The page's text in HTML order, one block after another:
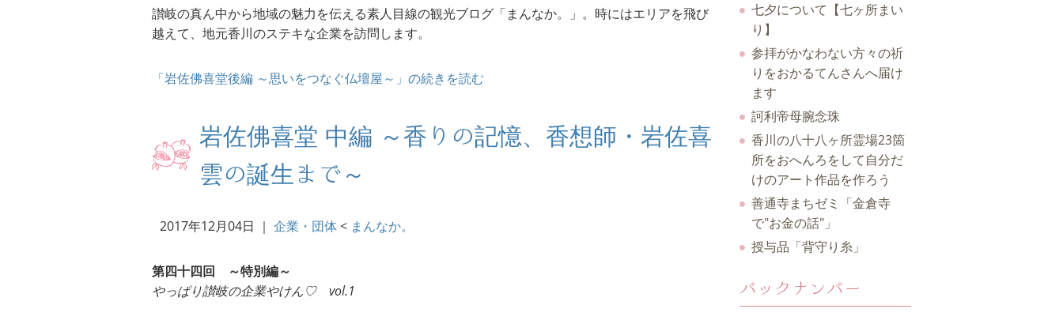
讃岐の真ん中から地域の魅力を伝える素人目線の観光ブログ「まんなか。」。時にはエリアを飛び
越えて、地元香川のステキな企業を訪問します。
「岩佐佛喜堂後編 ～思いをつなぐ仏壇屋～」の続きを読む
岩佐佛喜堂 中編 ～香りの記憶、香想師・岩佐喜
雲の誕生まで～
2017年12月04日 ｜ 企業・団体< まんなか。
第四十四回 ～特別編～
やっぱり讃岐の企業やけん♡ vol.1
七夕について【七ヶ所まい
り】
参拝がかなわない方々の祈
りをおかるてんさんへ届け
ます
訶利帝母腕念珠
香川の八十八ヶ所霊場23箇
所をおへんろをして自分だ
けのアート作品を作ろう
善通寺まちゼミ「金倉寺
で"お金の話"」
授与品「背守り糸」
バックナンバー